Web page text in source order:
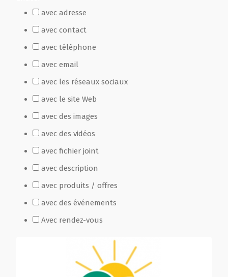
avec adresse
avec contact
avec téléphone
avec email
avec les réseaux sociaux
avec le site Web
avec des images
avec des vidéos
avec fichier joint
avec description
avec produits / offres
avec des événements
Avec rendez-vous
Fête Marché Paysan
Partenaires